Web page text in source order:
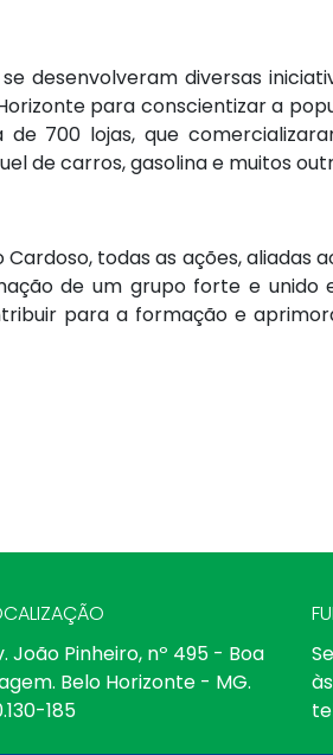
desenvolveram diversas
para conscientizar a
700 lojas, que
de carros, gasolina e muitos
Cardoso, todas as ações,
de um grupo forte e
para a formação e
João Pinheiro, nº 495 - Boa
Belo Horizonte - MG.
185